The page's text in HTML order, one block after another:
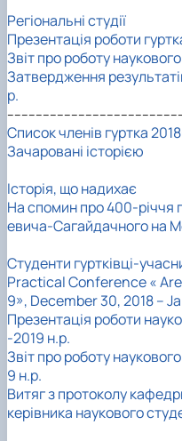
Регіональні студії
Презентація роботи
Звіт про роботу
Затвердження
р.
Список членів гуртка
Зачаровані історією
Історія, що надихає
На спомин про 400-
евича-Сагайдачного на
Студенти гуртківці-
Practical Conference «
9», December 30, 2018 –
Презентація роботи
-2019 н.р.
Звіт про роботу
9 н.р.
Витяг з протоколу
керівника наукового